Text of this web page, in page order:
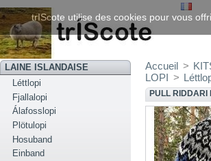
LAINE ISLANDAISE
Léttlopi
Fjallalopi
Álafosslopi
Plötulopi
Hosuband
Einband
Accueil >
LOPI >
PULL RIDDARI
trIScote utilise des cookies pour vous